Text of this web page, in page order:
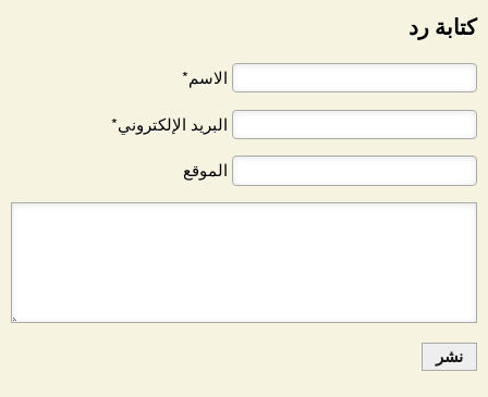
كتابة رد
الاسم*
البريد الإلكتروني*
الموقع
نشر